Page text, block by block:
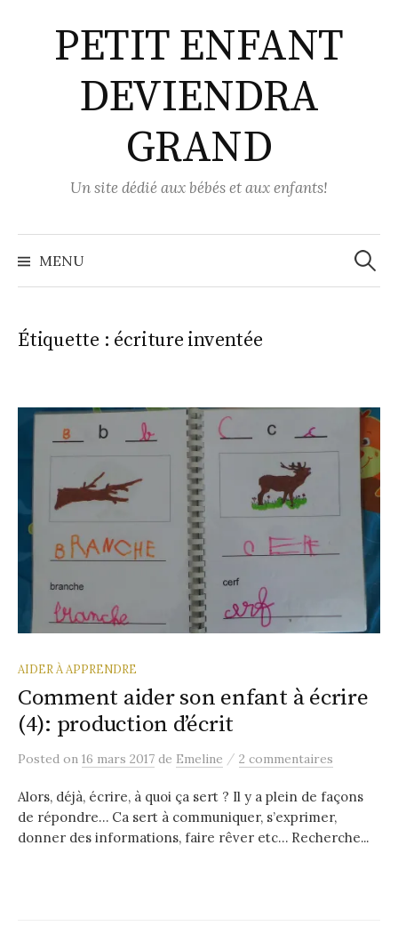
contenuPETIT ENFANT
DEVIENDRA
GRAND
Un site dédié aux bébés et aux enfants!
MENU
Étiquette : écriture inventée
AIDER À APPRENDRE
Comment aider son enfant à écrire
(4): production d’écrit
Posted on 16 mars 2017 de Emeline / 2 commentaires
Alors, déjà, écrire, à quoi ça sert ? Il y a plein de façons
de répondre… Ca sert à communiquer, s’exprimer,
donner des informations, faire rêver etc… Recherche...